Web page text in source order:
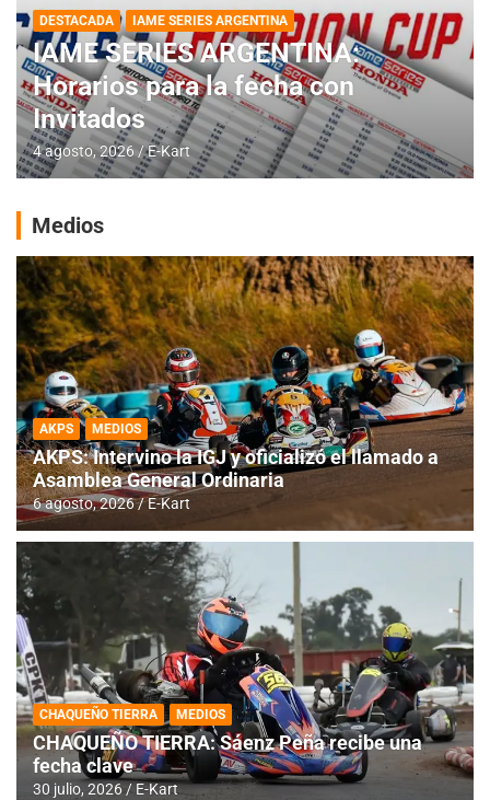
DESTACADA IAME SERIES ARGENTINA
IAME SERIES ARGENTINA:
Horarios para la fecha con
Invitados
4 agosto, 2026 E-Kart
Medios
AKPS MEDIOS
AKPS: Intervino la IGJ y oficializó el llamado a
Asamblea General Ordinaria
6 agosto, 2026 E-Kart
CHAQUEÑO TIERRA MEDIOS
CHAQUEÑO TIERRA: Sáenz Peña recibe una
fecha clave
30 julio, 2026 E-Kart